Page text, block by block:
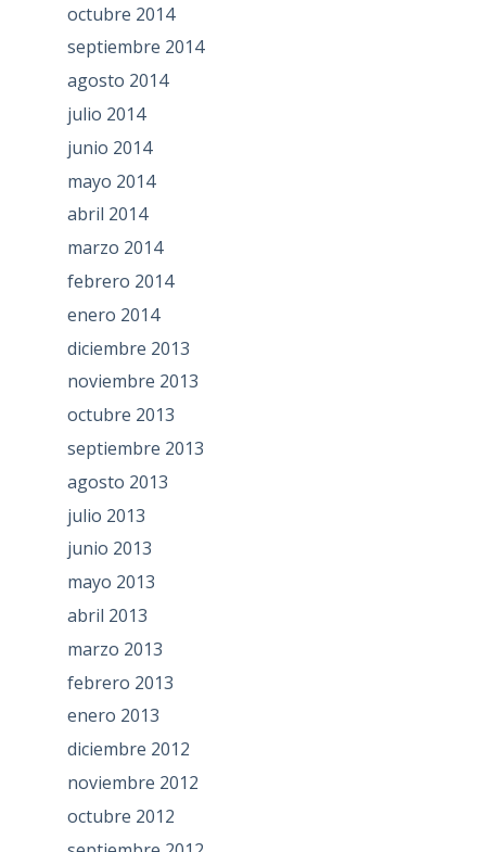
octubre 2014
septiembre 2014
agosto 2014
julio 2014
junio 2014
mayo 2014
abril 2014
marzo 2014
febrero 2014
enero 2014
diciembre 2013
noviembre 2013
octubre 2013
septiembre 2013
agosto 2013
julio 2013
junio 2013
mayo 2013
abril 2013
marzo 2013
febrero 2013
enero 2013
diciembre 2012
noviembre 2012
octubre 2012